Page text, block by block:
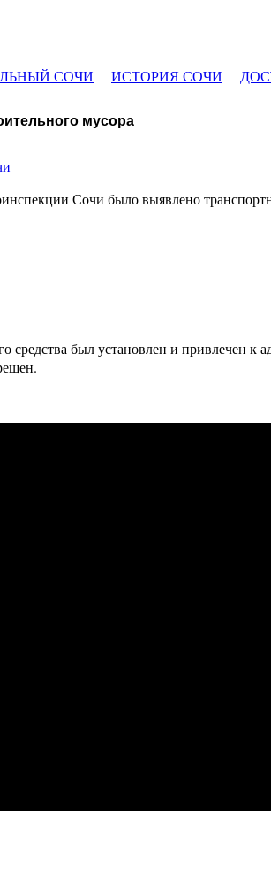
СОЧИ ИСТОРИЯ СОЧИ
мусора
Сочи было выявлено
средства был установлен и привлечен